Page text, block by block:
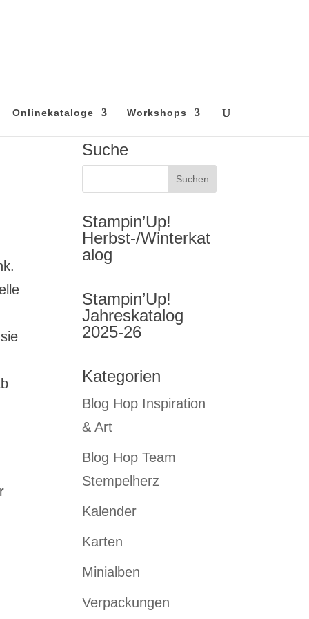
Onlinekataloge Workshops
Suche
Stampin’Up!
Herbst-/Winterkat
alog
Stampin’Up!
Jahreskatalog
2025-26
Kategorien
Blog Hop Inspiration
& Art
Blog Hop Team
Stempelherz
Kalender
Karten
Minialben
Verpackungen